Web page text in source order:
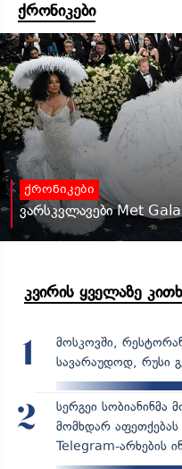
ქრონიკები
ქრონიკები
ვარსკვლავები Met
კვირის ყველაზე
1
მოსკოვში,
სავარაუდოდ, რუსი
2
სერგეი სობიანინმა
მომხდარ
Telegram-არხების